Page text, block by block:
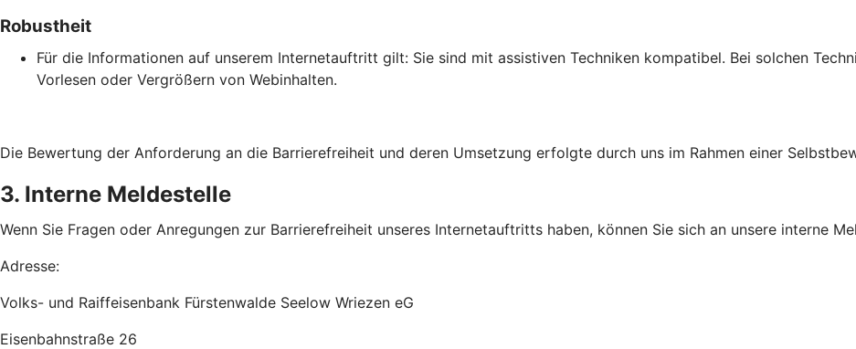
Robustheit
Für die Informationen auf unserem Internetauftritt gilt: Sie sind mit assistiven Techniken kompatibel. Bei solchen
Vorlesen oder Vergrößern von Webinhalten.
Die Bewertung der Anforderung an die Barrierefreiheit und deren Umsetzung erfolgte durch uns im Rahmen einer
3. Interne Meldestelle
Wenn Sie Fragen oder Anregungen zur Barrierefreiheit unseres Internetauftritts haben, können Sie sich an unsere interne
Adresse:
Volks- und Raiffeisenbank Fürstenwalde Seelow Wriezen eG
Eisenbahnstraße 26